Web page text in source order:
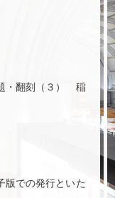
・翻刻（３） 稲
版での発行といた